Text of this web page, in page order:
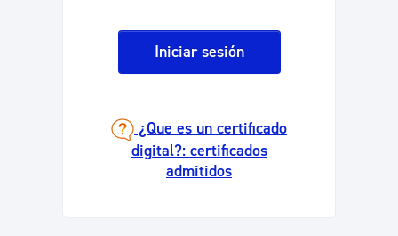
Iniciar sesión
¿Que es un certificado
digital?: certificados
admitidos